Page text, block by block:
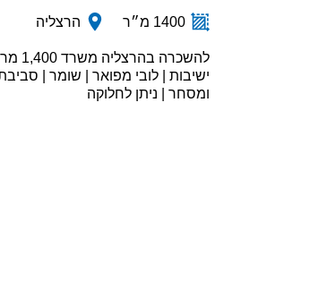
1400 מ״ר הרצליה
ישיבות | לובי מפואר | שומר |
ומסחר | ניתן לחלוקה